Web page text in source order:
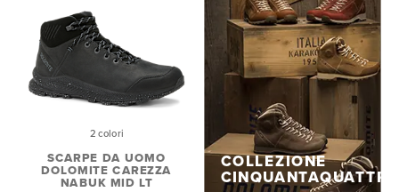
2 colori
SCARPE DA UOMO
DOLOMITE CAREZZA
NABUK MID LT
COLLEZIONE